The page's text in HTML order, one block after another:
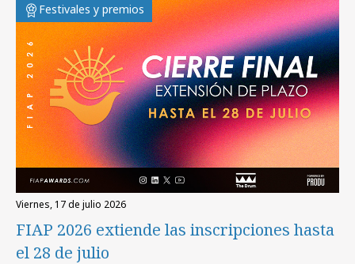
Festivales y premios
viernes, 17 de julio 2026
FIAP 2026 extiende las inscripciones hasta
el 28 de julio